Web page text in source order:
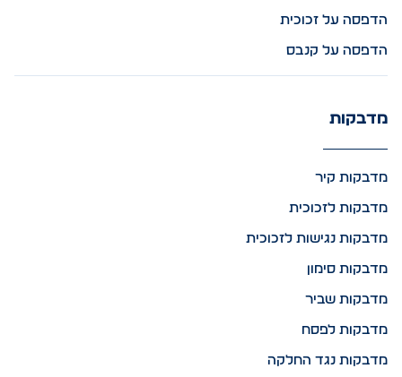
הדפסה על זכוכית
הדפסה על קנבס
מדבקות
מדבקות קיר
מדבקות לזכוכית
מדבקות נגישות לזכוכית
מדבקות סימון
מדבקות שביר
מדבקות לפסח
מדבקות נגד החלקה